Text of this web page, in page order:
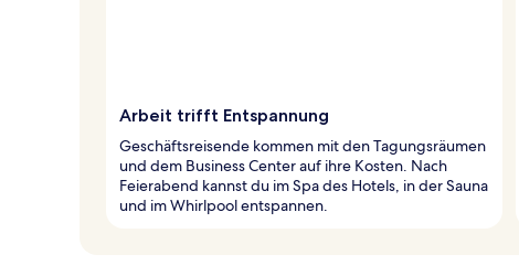
Arbeit trifft Entspannung
Geschäftsreisende kommen mit den Tagungsräumen
und dem Business Center auf ihre Kosten. Nach
Feierabend kannst du im Spa des Hotels, in der Sauna
und im Whirlpool entspannen.